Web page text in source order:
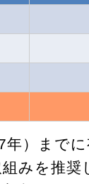
）まで
組みを推